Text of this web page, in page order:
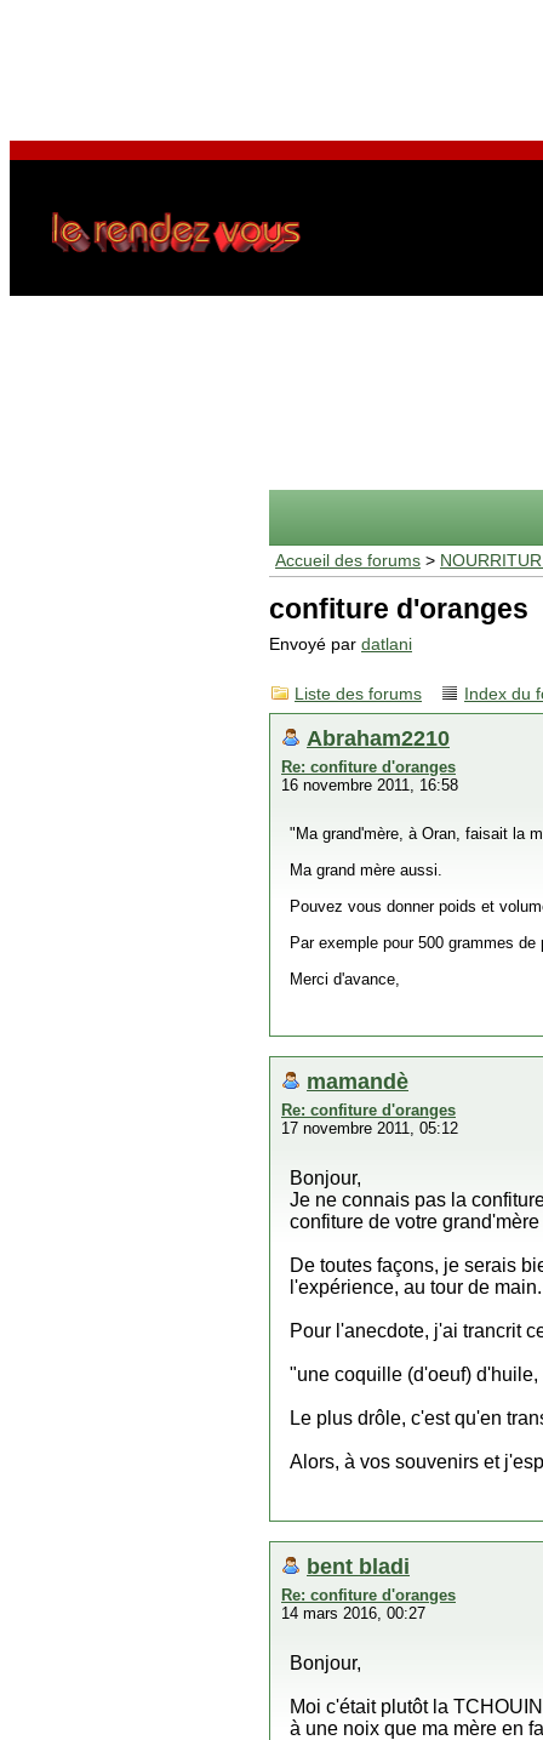
Accueil des forums >
confiture d'oranges
Envoyé par datlani
Liste des forums Index du
Abraham2210
Re: confiture d'oranges
16 novembre 2011, 16:58
"Ma grand'mère, à Oran, faisait la
Ma grand mère aussi.
Pouvez vous donner poids et
Par exemple pour 500 grammes
Merci d'avance,
mamandè
Re: confiture d'oranges
17 novembre 2011, 05:12
Bonjour,
Je ne connais pas la
confiture de votre
De toutes façons, je serais
l'expérience, au tour de main.
Pour l'anecdote, j'ai trancrit
"une coquille (d'oeuf)
Le plus drôle, c'est qu'en
Alors, à vos souvenirs et
bent bladi
Re: confiture d'oranges
14 mars 2016, 00:27
Bonjour,
Moi c'était plutôt la
à une noix que ma mère en